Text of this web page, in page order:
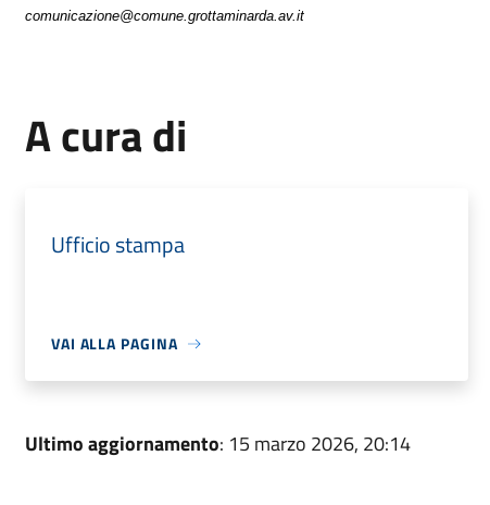
comunicazione@comune.grottaminarda.av.it
A cura di
Ufficio stampa
VAI ALLA PAGINA
Ultimo aggiornamento: 15 marzo 2026, 20:14